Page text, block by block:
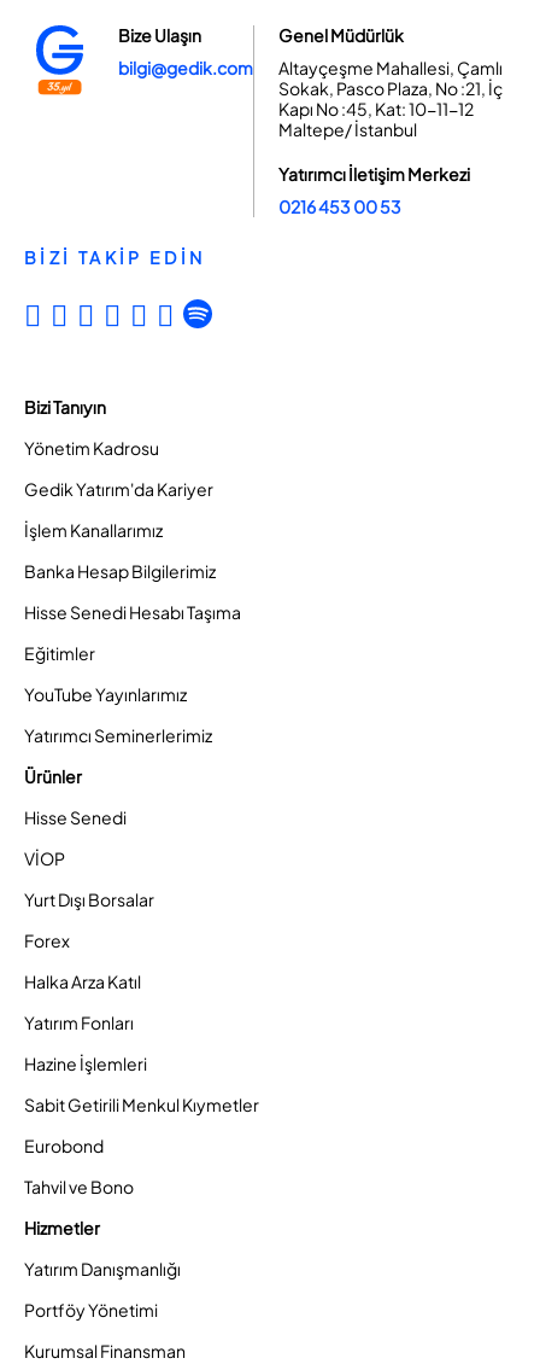
Bize Ulaşın
bilgi@gedik.com
Genel Müdürlük
Altayçeşme Mahallesi, Çamlı
Sokak, Pasco Plaza, No :21, İç
Kapı No :45, Kat: 10-11-12
Maltepe/ İstanbul
Yatırımcı İletişim Merkezi
0216 453 00 53
BİZİ TAKİP EDİN
Bizi Tanıyın
Yönetim Kadrosu
Gedik Yatırım'da Kariyer
İşlem Kanallarımız
Banka Hesap Bilgilerimiz
Hisse Senedi Hesabı Taşıma
Eğitimler
YouTube Yayınlarımız
Yatırımcı Seminerlerimiz
Ürünler
Hisse Senedi
VİOP
Yurt Dışı Borsalar
Forex
Halka Arza Katıl
Yatırım Fonları
Hazine İşlemleri
Sabit Getirili Menkul Kıymetler
Eurobond
Tahvil ve Bono
Hizmetler
Yatırım Danışmanlığı
Portföy Yönetimi
Kurumsal Finansman